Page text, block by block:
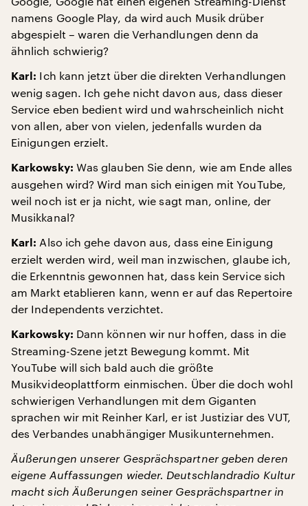
namens Google Play, da wird auch Musik drüber
abgespielt – waren die Verhandlungen denn da
ähnlich schwierig?
Karl: Ich kann jetzt über die direkten Verhandlungen
wenig sagen. Ich gehe nicht davon aus, dass dieser
Service eben bedient wird und wahrscheinlich nicht
von allen, aber von vielen, jedenfalls wurden da
Einigungen erzielt.
Karkowsky: Was glauben Sie denn, wie am Ende alles
ausgehen wird? Wird man sich einigen mit YouTube,
weil noch ist er ja nicht, wie sagt man, online, der
Musikkanal?
Karl: Also ich gehe davon aus, dass eine Einigung
erzielt werden wird, weil man inzwischen, glaube ich,
die Erkenntnis gewonnen hat, dass kein Service sich
am Markt etablieren kann, wenn er auf das Repertoire
der Independents verzichtet.
Karkowsky: Dann können wir nur hoffen, dass in die
Streaming-Szene jetzt Bewegung kommt. Mit
YouTube will sich bald auch die größte
Musikvideoplattform einmischen. Über die doch wohl
schwierigen Verhandlungen mit dem Giganten
sprachen wir mit Reinher Karl, er ist Justiziar des VUT,
des Verbandes unabhängiger Musikunternehmen.
Äußerungen unserer Gesprächspartner geben deren
eigene Auffassungen wieder. Deutschlandradio Kultur
macht sich Äußerungen seiner Gesprächspartner in